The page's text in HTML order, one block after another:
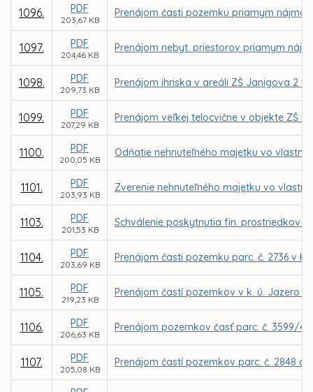
1096. PDF
203,67 KB
Prenájom časti pozemku priamym
1097. PDF
204,46 KB
Prenájom nebyt. priestorov priamym
1098. PDF
209,73 KB
Prenájom ihriska v areáli ZŠ Janigova 2
1099. PDF
207,29 KB
Prenájom veľkej telocvične v objekte ZŠ
1100. PDF
200,05 KB
Odňatie nehnuteľného majetku vo
1101. PDF
203,93 KB
Zverenie nehnuteľného majetku vo
1103. PDF
201,53 KB
Schválenie poskytnutia fin. prostriedkov
1104. PDF
203,69 KB
Prenájom časti pozemku parc. č. 2736 v
1105. PDF
219,23 KB
Prenájom častí pozemkov v k. ú. Jazero
1106. PDF
206,63 KB
Prenájom pozemkov časť parc. č. 3599/4
1107. PDF
205,08 KB
Prenájom častí pozemkov parc. č. 2848 a